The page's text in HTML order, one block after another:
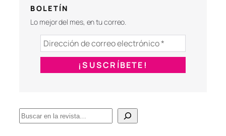
BOLETÍN
Lo mejor del mes, en tu correo.
B
u